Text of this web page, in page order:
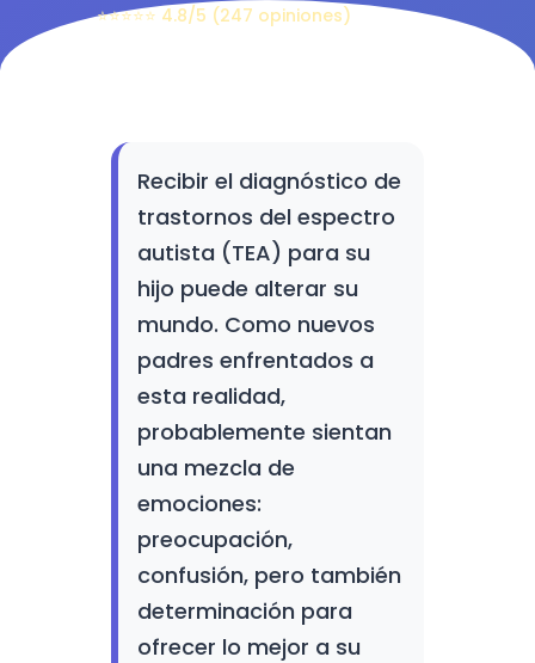
⭐⭐⭐⭐⭐ 4.8/5 (247 opiniones)
Recibir el diagnóstico de
trastornos del espectro
autista (TEA) para su
hijo puede alterar su
mundo. Como nuevos
padres enfrentados a
esta realidad,
probablemente sientan
una mezcla de
emociones:
preocupación,
confusión, pero también
determinación para
ofrecer lo mejor a su